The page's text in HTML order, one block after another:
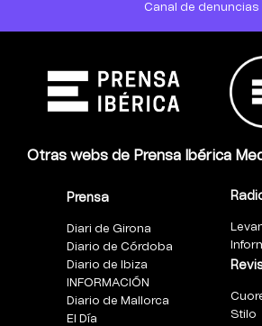
Canal de denuncias
Otras webs de Prensa Ibérica
Prensa
Diari de Girona
Diario de Córdoba
Diario de Ibiza
INFORMACIÓN
Diario de Mallorca
El Día
Stilo